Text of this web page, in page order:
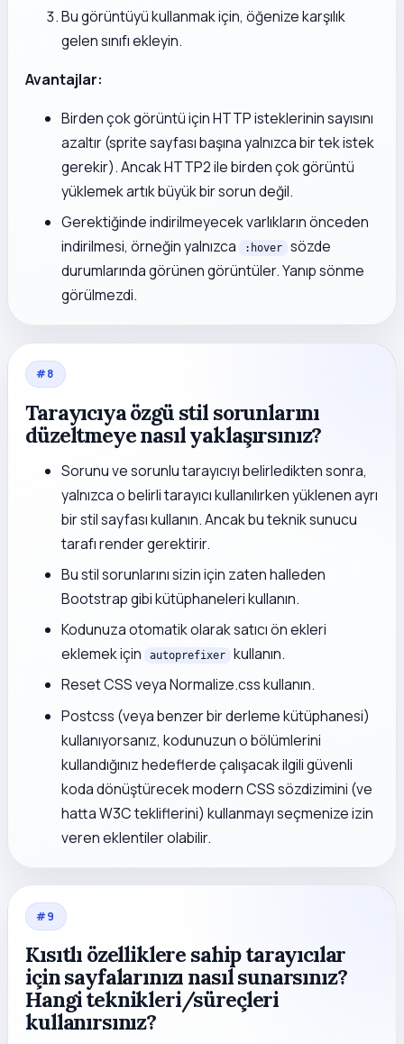
Bu görüntüyü kullanmak için, öğenize karşılık
gelen sınıfı ekleyin.
Avantajlar:
Birden çok görüntü için HTTP isteklerinin sayısını
azaltır (sprite sayfası başına yalnızca bir tek istek
gerekir). Ancak HTTP2 ile birden çok görüntü
yüklemek artık büyük bir sorun değil.
Gerektiğinde indirilmeyecek varlıkların önceden
indirilmesi, örneğin yalnızca
:hover
sözde
durumlarında görünen görüntüler. Yanıp sönme
görülmezdi.
#8
Tarayıcıya özgü stil sorunlarını
düzeltmeye nasıl yaklaşırsınız?
Sorunu ve sorunlu tarayıcıyı belirledikten sonra,
yalnızca o belirli tarayıcı kullanılırken yüklenen ayrı
bir stil sayfası kullanın. Ancak bu teknik sunucu
tarafı render gerektirir.
Bu stil sorunlarını sizin için zaten halleden
Bootstrap gibi kütüphaneleri kullanın.
Kodunuza otomatik olarak satıcı ön ekleri
eklemek için
autoprefixer
kullanın.
Reset CSS veya Normalize.css kullanın.
Postcss (veya benzer bir derleme kütüphanesi)
kullanıyorsanız, kodunuzun o bölümlerini
kullandığınız hedeflerde çalışacak ilgili güvenli
koda dönüştürecek modern CSS sözdizimini (ve
hatta W3C tekliflerini) kullanmayı seçmenize izin
veren eklentiler olabilir.
#9
Kısıtlı özelliklere sahip tarayıcılar
için sayfalarınızı nasıl sunarsınız?
Hangi teknikleri/süreçleri
kullanırsınız?